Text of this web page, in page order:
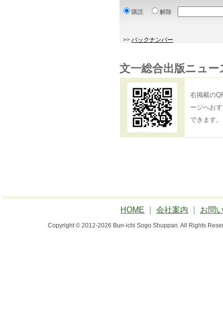
購読 解除
>> バックナンバー
文一総合出版ニュ
右掲載の
ージへお
できます。
HOME 会社案内 お問
Copyright © 2012-2026 Bun-ichi Sogo Shuppan. All Rights